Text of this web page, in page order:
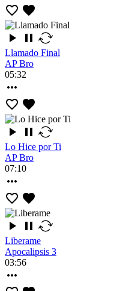
Llamado Final
AP Bro
05:32
Lo Hice por Ti
AP Bro
07:10
Liberame
Apocalipsis 3
03:56